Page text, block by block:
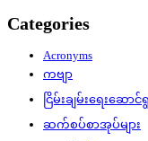
Categories
Acronyms
ကဗျာ
ငြိမ်းချမ်းရေးဆော
ဆက်စပ်စာအုပ်များ